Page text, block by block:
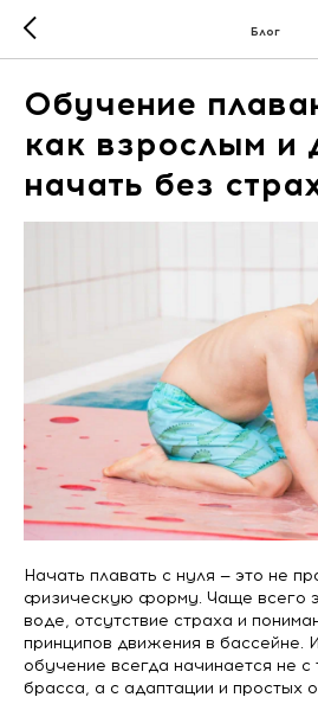
Блог
Обучение
как взрослым и
начать без
Начать плавать с нуля — это не
физическую форму. Чаще всего
воде, отсутствие страха и
принципов движения в бассейне.
обучение всегда начинается не с
брасса, а с адаптации и простых